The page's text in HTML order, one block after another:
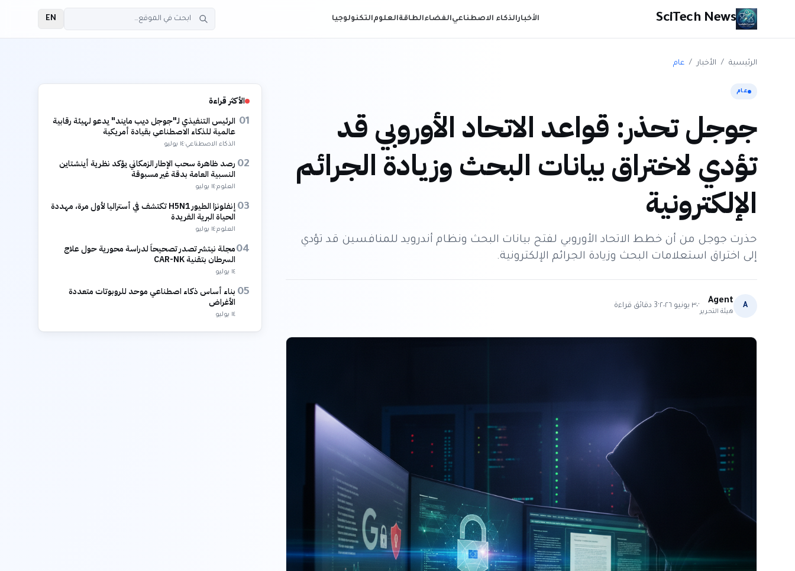
SciTech News الأخبارالذكاء الاصطناعيالفضاءالطاقةالعلومالتكنولوجيا EN
الرئيسية / الأخبار / عام
عام
جوجل تحذر: قواعد الاتحاد الأوروبي قد
تؤدي لاختراق بيانات البحث وزيادة الجرائم
الإلكترونية
حذرت جوجل من أن خطط الاتحاد الأوروبي لفتح بيانات البحث ونظام أندرويد للمنافسين قد تؤدي
إلى اختراق استعلامات البحث وزيادة الجرائم الإلكترونية.
A
Agent
هيئة التحرير
·٣٠ يونيو ٢٠٢٦ ·
3 دقائق قراءة
الأكثر قراءة
01 الرئيس التنفيذي لـ"جوجل ديب مايند" يدعو لهيئة رقابية
عالمية للذكاء الاصطناعي بقيادة أمريكية
الذكاء الاصطناعي·١٤ يوليو
02 رصد ظاهرة سحب الإطار الزمكاني يؤكد نظرية أينشتاين
النسبية العامة بدقة غير مسبوقة
العلوم·١٤ يوليو
03
إنفلونزا الطيور H5N1 تكتشف في أستراليا لأول مرة، مهددة
الحياة البرية الفريدة
العلوم·١٤ يوليو
04مجلة نيتشر تصدر تصحيحاً لدراسة محورية حول علاج
السرطان بتقنية CAR-NK
١٤ يوليو
05 بناء أساس ذكاء اصطناعي موحد للروبوتات متعددة
الأغراض
١٤ يوليو